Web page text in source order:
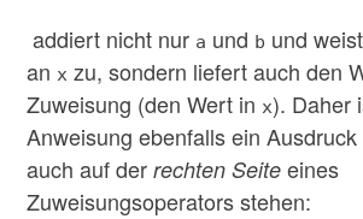
addiert nicht nur a und b und
an x zu, sondern liefert auch den
Zuweisung (den Wert in x). Daher
Anweisung ebenfalls ein
auch auf derrechten Seite eines
Zuweisungsoperators stehen: